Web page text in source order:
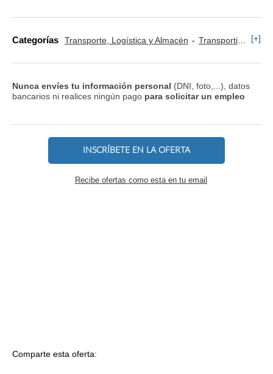
Categorías Transporte, Logística y Almacén Transportista, Mensajero y Conductor [+]
Nunca envíes tu información personal (DNI, foto,...), datos
bancarios ni realices ningún pago para solicitar un empleo
INSCRÍBETE EN LA OFERTA
Recibe ofertas como esta en tu email
Comparte esta oferta: